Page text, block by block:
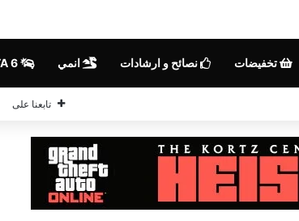
تخفيضات نصائح و ارشادات انمي
تابعنا على